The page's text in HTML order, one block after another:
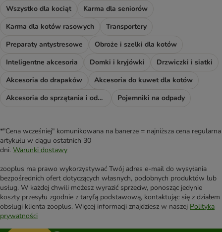
Wszystko dla kociąt
Karma dla seniorów
Karma dla kotów rasowych
Transportery
Preparaty antystresowe
Obroże i szelki dla kotów
Inteligentne akcesoria
Domki i kryjówki
Drzwiczki i siatki
Akcesoria do drapaków
Akcesoria do kuwet dla kotów
Akcesoria do sprzątania i odświeżacze
Pojemniki na odpady
*"Cena wcześniej" komunikowana na banerze = najniższa cena regularna
artykułu w ciągu ostatnich 30
dni. Warunki dostawy
zooplus ma prawo wykorzystywać Twój adres e-mail do wysyłania
bezpośrednich ofert dotyczących własnych, podobnych produktów lub
usług. W każdej chwili możesz wyrazić sprzeciw, ponosząc jedynie
koszty przesyłu zgodnie z taryfą podstawową, kontaktując się z działem
obsługi klienta zooplus. Więcej informacji znajdziesz w naszej Polityka
prywatności